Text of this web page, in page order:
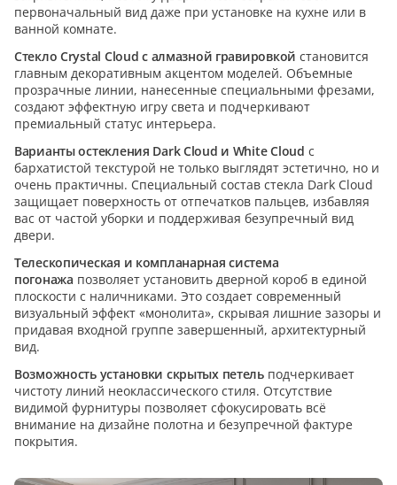
первоначальный вид даже при установке на кухне или в
ванной комнате.
Стекло Crystal Cloud с алмазной гравировкой становится
главным декоративным акцентом моделей. Объемные
прозрачные линии, нанесенные специальными фрезами,
создают эффектную игру света и подчеркивают
премиальный статус интерьера.
Варианты остекления Dark Cloud и White Cloud с
бархатистой текстурой не только выглядят эстетично, но и
очень практичны. Специальный состав стекла Dark Cloud
защищает поверхность от отпечатков пальцев, избавляя
вас от частой уборки и поддерживая безупречный вид
двери.
Телескопическая и компланарная система
погонажа позволяет установить дверной короб в единой
плоскости с наличниками. Это создает современный
визуальный эффект «монолита», скрывая лишние зазоры и
придавая входной группе завершенный, архитектурный
вид.
Возможность установки скрытых петельподчеркивает
чистоту линий неоклассического стиля. Отсутствие
видимой фурнитуры позволяет сфокусировать всё
внимание на дизайне полотна и безупречной фактуре
покрытия.